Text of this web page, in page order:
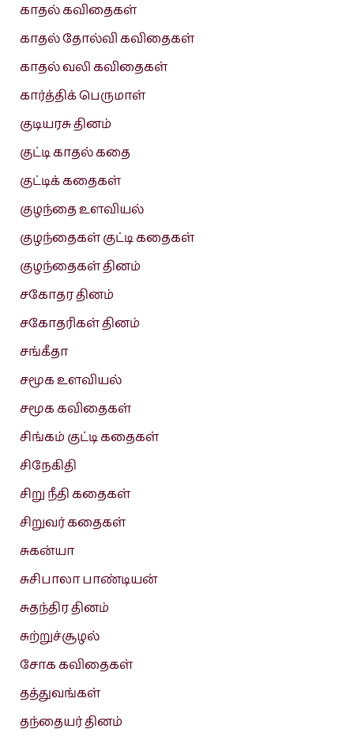
காதல் கவிதைகள்
காதல் தோல்வி கவிதைகள்
காதல் வலி கவிதைகள்
கார்த்திக் பெருமாள்
குடியரசு தினம்
குட்டி காதல் கதை
குட்டிக் கதைகள்
குழந்தை உளவியல்
குழந்தைகள் குட்டி கதைகள்
குழந்தைகள் தினம்
சகோதர தினம்
சகோதரிகள் தினம்
சங்கீதா
சமூக உளவியல்
சமூக கவிதைகள்
சிங்கம் குட்டி கதைகள்
சிநேகிதி
சிறு நீதி கதைகள்
சிறுவர் கதைகள்
சுகன்யா
சுசிபாலா பாண்டியன்
சுதந்திர தினம்
சுற்றுச்சூழல்
சோக கவிதைகள்
தத்துவங்கள்
தந்தையர் தினம்